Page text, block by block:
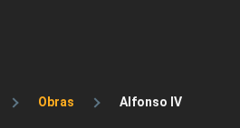
enlaces
Obras Alfonso IV